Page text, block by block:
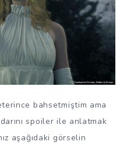
bahsetmiştim ama
spoiler ile anlatmak
aşağıdaki görselin